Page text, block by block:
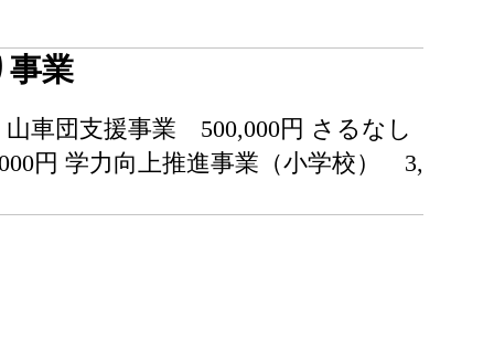
事業
車団支援事業 500,000円 さるなし
円 学力向上推進事業（小学校） 3,